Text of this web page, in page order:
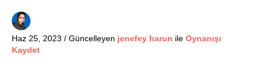
Haz 25, 2023 / Güncelleyen jenefey harun ile Oynanışı
Kaydet